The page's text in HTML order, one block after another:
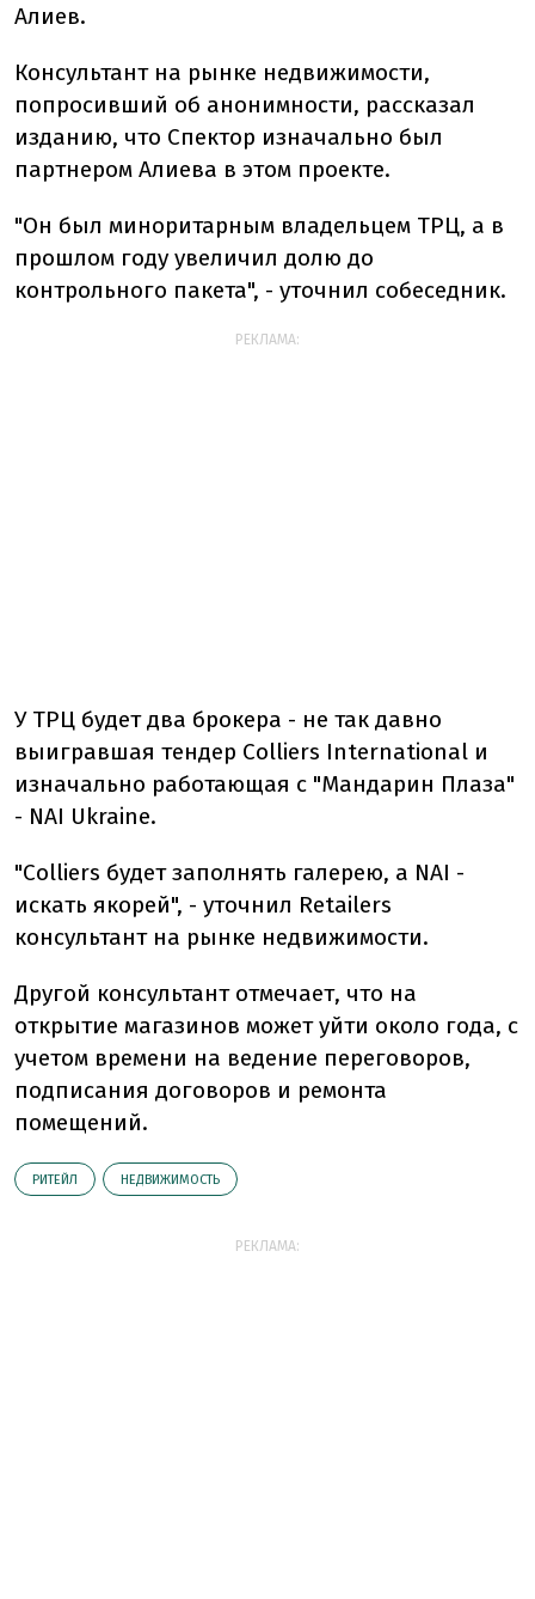
Алиев.
Консультант на рынке недвижимости,
попросивший об анонимности, рассказал
изданию, что Спектор изначально был
партнером Алиева в этом проекте.
"Он был миноритарным владельцем ТРЦ, а в
прошлом году увеличил долю до
контрольного пакета", - уточнил собеседник.
РЕКЛАМА:
У ТРЦ будет два брокера - не так давно
выигравшая тендер Colliers International и
изначально работающая с "Мандарин Плаза"
- NAI Ukraine.
"Colliers будет заполнять галерею, а NAI -
искать якорей", - уточнил Retailers
консультант на рынке недвижимости.
Другой консультант отмечает, что на
открытие магазинов может уйти около года, с
учетом времени на ведение переговоров,
подписания договоров и ремонта
помещений.
РИТЕЙЛ НЕДВИЖИМОСТЬ
РЕКЛАМА: